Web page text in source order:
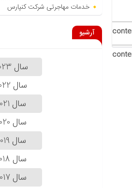
خدمات مهاجرتی شرکت کنپارس
آرشیو
سال 2023
سال 2022
سال 2021
سال 2020
سال 2019
سال 2018
سال 2017